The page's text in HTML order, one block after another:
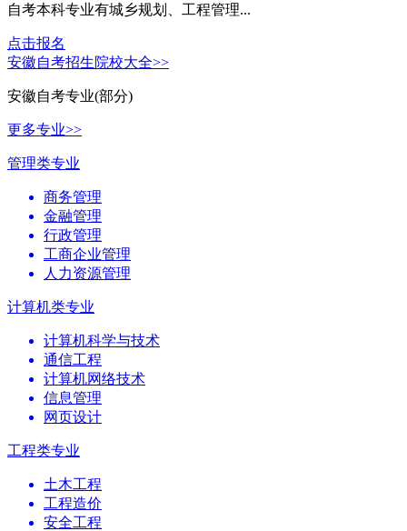
自考本科专业有城乡规划、工程管理...
点击报名
安徽自考招生院校大全>>
安徽自考专业(部分)
更多专业>>
管理类专业
商务管理
金融管理
行政管理
工商企业管理
人力资源管理
计算机类专业
计算机科学与技术
通信工程
计算机网络技术
信息管理
网页设计
工程类专业
土木工程
工程造价
安全工程